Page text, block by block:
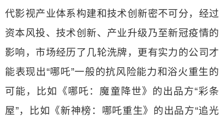
代影视产业体系构建和技术创新密不可分，经过
资本风投、技术创新、产业升级乃至新冠疫情的
影响，市场经历了几轮洗牌，更有实力的公司才
能表现出“哪吒”一般的抗风险能力和浴火重生的
可能，比如《哪吒：魔童降世》的出品方“彩条
屋”，比如《新神榜：哪吒重生》的出品方“追光